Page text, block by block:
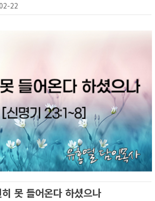
22
못 들어온다 하셨으나